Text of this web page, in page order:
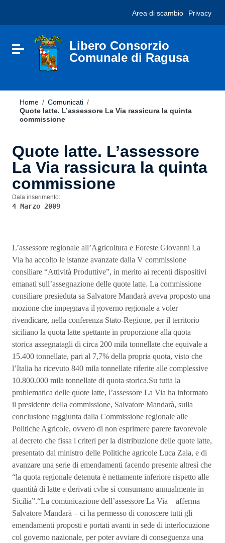
sito
include
Vai al footer
Area di scambio Privacy
Attiva / disattiva la navigazione
Libero Consorzio
Comunale di Ragusa
Home / Comunicati /
Quote latte. L’assessore La Via rassicura la quinta
commissione
Quote latte. L’assessore
La Via rassicura la quinta
commissione
Data inserimento:
4 Marzo 2009
L’assessore regionale all’Agricoltura e Foreste Giovanni La
Via ha accolto le istanze avanzate dalla V commissione
consiliare “Attività Produttive”, in merito ai recenti dispositivi
emanati sull’assegnazione delle quote latte. La commissione
consiliare presieduta sa Salvatore Mandarà aveva proposto una
mozione che impegnava il governo regionale a voler
rivendicare, nella conferenza Stato-Regione, per il territorio
siciliano la quota latte spettante in proporzione alla quota
storica assegnatagli di circa 200 mila tonnellate che equivale a
15.400 tonnellate, pari al 7,7% della propria quota, visto che
l’Italia ha ricevuto 840 mila tonnellate riferite alle complessive
10.800.000 mila tonnellate di quota storica.Su tutta la
problematica delle quote latte, l’assessore La Via ha informato
il presidente della commissione, Salvatore Mandarà, sulla
conclusione raggiunta dalla Commissione regionale alle
Politiche Agricole, ovvero di non esprimere parere favorevole
al decreto che fissa i criteri per la distribuzione delle quote latte,
presentato dal ministro delle Politiche agricole Luca Zaia, e di
avanzare una serie di emendamenti facendo presente altresì che
“la quota regionale detenuta è nettamente inferiore rispetto alle
quantità di latte e derivati cvhe si consumano annualmente in
Sicilia”.“La comunicazione dell’assessore La Via – afferma
Salvatore Mandarà – ci ha permesso di conoscere tutti gli
emendamenti proposti e portati avanti in sede di interlocuzione
col governo nazionale, per poter avviare di conseguenza una